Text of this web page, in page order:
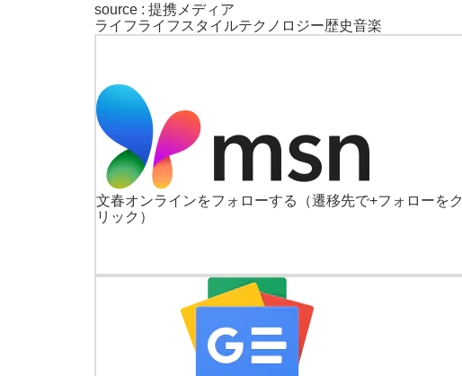
source : 提携メディア
ライフライフスタイルテクノロジー歴史音楽
文春オンラインをフォローする
（遷移先で+フォローをク
リック）